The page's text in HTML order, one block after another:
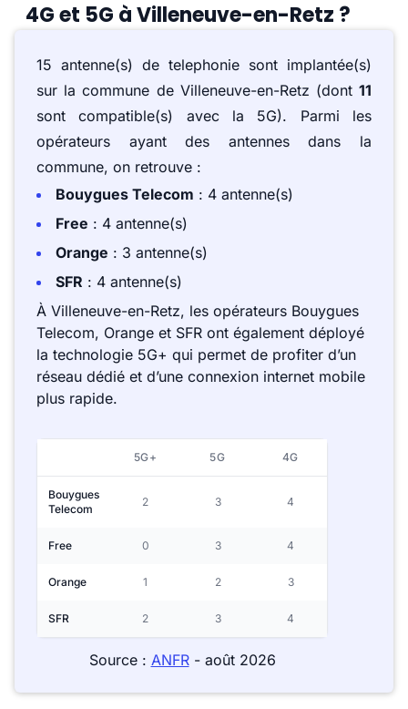
4G et 5G à Villeneuve-en-Retz ?
15 antenne(s) de telephonie sont implantée(s)
sur la commune de Villeneuve-en-Retz (dont 11
sont compatible(s) avec la 5G). Parmi les
opérateurs ayant des antennes dans la
commune, on retrouve :
Bouygues Telecom : 4 antenne(s)
Free : 4 antenne(s)
Orange : 3 antenne(s)
SFR : 4 antenne(s)
À Villeneuve-en-Retz, les opérateurs Bouygues
Telecom, Orange et SFR ont également déployé
la technologie 5G+ qui permet de profiter d’un
réseau dédié et d’une connexion internet mobile
plus rapide.
5G+ 5G 4G
Bouygues
Telecom
2 3 4
Free 0 3 4
Orange 1 2 3
SFR 2 3 4
Source : ANFR- août 2026